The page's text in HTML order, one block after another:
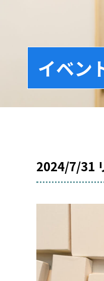
イベン
2024/7/31